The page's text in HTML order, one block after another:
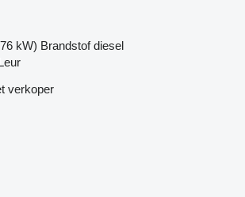
kW) Brandstof diesel
verkoper